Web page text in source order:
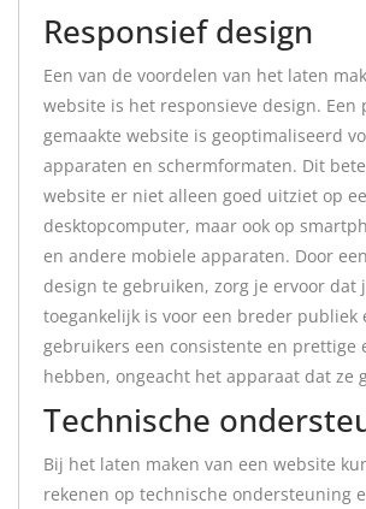
Responsief design
Een van de voordelen van het laten
website is het responsieve design. Een
gemaakte website is geoptimaliseerd
apparaten en schermformaten. Dit
website er niet alleen goed uitziet op
desktopcomputer, maar ook op
en andere mobiele apparaten. Door
design te gebruiken, zorg je ervoor dat
toegankelijk is voor een breder publiek
gebruikers een consistente en prettige
hebben, ongeacht het apparaat dat ze
Technische
Bij het laten maken van een website
rekenen op technische ondersteuning